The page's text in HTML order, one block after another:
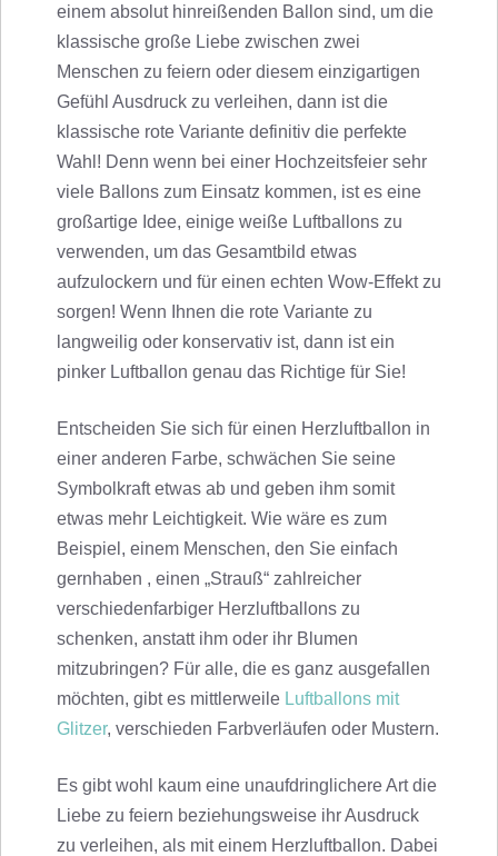
einem absolut hinreißenden Ballon sind, um die
klassische große Liebe zwischen zwei
Menschen zu feiern oder diesem einzigartigen
Gefühl Ausdruck zu verleihen, dann ist die
klassische rote Variante definitiv die perfekte
Wahl! Denn wenn bei einer Hochzeitsfeier sehr
viele Ballons zum Einsatz kommen, ist es eine
großartige Idee, einige weiße Luftballons zu
verwenden, um das Gesamtbild etwas
aufzulockern und für einen echten Wow-Effekt zu
sorgen! Wenn Ihnen die rote Variante zu
langweilig oder konservativ ist, dann ist ein
pinker Luftballon genau das Richtige für Sie!
Entscheiden Sie sich für einen Herzluftballon in
einer anderen Farbe, schwächen Sie seine
Symbolkraft etwas ab und geben ihm somit
etwas mehr Leichtigkeit. Wie wäre es zum
Beispiel, einem Menschen, den Sie einfach
gernhaben , einen „Strauß“ zahlreicher
verschiedenfarbiger Herzluftballons zu
schenken, anstatt ihm oder ihr Blumen
mitzubringen? Für alle, die es ganz ausgefallen
möchten, gibt es mittlerweile Luftballons mit
Glitzer, verschieden Farbverläufen oder Mustern.
Es gibt wohl kaum eine unaufdringlichere Art die
Liebe zu feiern beziehungsweise ihr Ausdruck
zu verleihen, als mit einem Herzluftballon. Dabei